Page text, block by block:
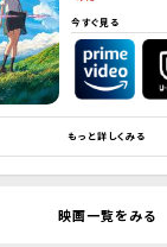
今すぐ見る
もっと詳しくみる
映画一覧をみる